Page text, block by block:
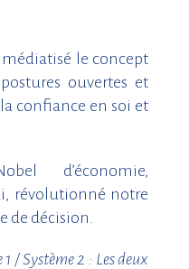
le concept
ouvertes et
confiance en soi et
d’économie,
révolutionné notre
de décision.
1 / Système 2 : Les deux